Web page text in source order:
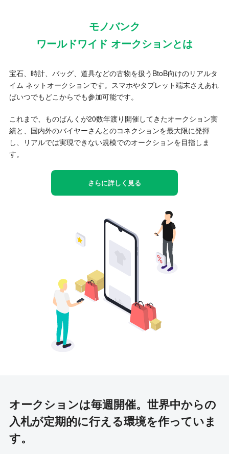
モノバンク
ワールドワイド オークションとは
宝石、時計、バッグ、道具などの古物を扱うBtoB向けのリアルタ
イム ネットオークションです。スマホやタブレット端末さえあれ
ばいつでもどこからでも参加可能です。
これまで、ものばんくが20数年渡り開催してきたオークション実
績と、国内外のバイヤーさんとのコネクションを最大限に発揮
し、リアルでは実現できない規模でのオークションを目指しま
す。
さらに詳しく見る
オークションは毎週開催。 世界中からの
入札が定期的に行える環境を作っていま
す。